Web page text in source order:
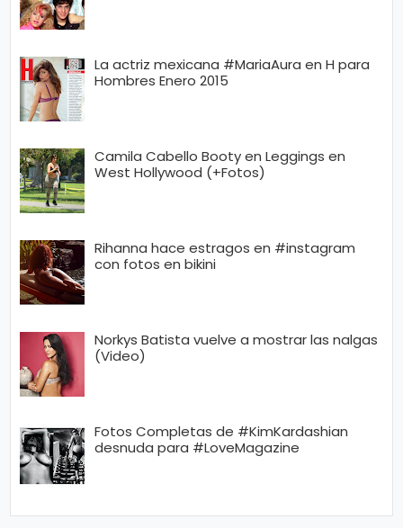
La actriz mexicana #MariaAura en H para
Hombres Enero 2015
Camila Cabello Booty en Leggings en
West Hollywood (+Fotos)
Rihanna hace estragos en #instagram
con fotos en bikini
Norkys Batista vuelve a mostrar las nalgas
(Video)
Fotos Completas de #KimKardashian
desnuda para #LoveMagazine